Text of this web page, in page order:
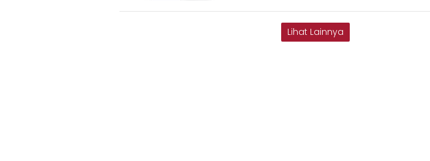
Lihat Lainnya